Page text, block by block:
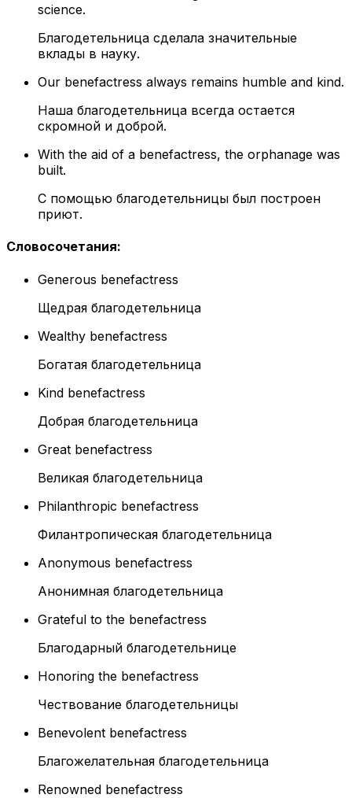
science.
Благодетельница сделала значительные
вклады в науку.
Our benefactress always remains humble and kind.
Наша благодетельница всегда остается
скромной и доброй.
With the aid of a benefactress, the orphanage was
built.
С помощью благодетельницы был построен
приют.
Словосочетания:
Generous benefactress
Щедрая благодетельница
Wealthy benefactress
Богатая благодетельница
Kind benefactress
Добрая благодетельница
Great benefactress
Великая благодетельница
Philanthropic benefactress
Филантропическая благодетельница
Anonymous benefactress
Анонимная благодетельница
Grateful to the benefactress
Благодарный благодетельнице
Honoring the benefactress
Чествование благодетельницы
Benevolent benefactress
Благожелательная благодетельница
Renowned benefactress